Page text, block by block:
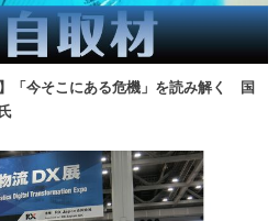
「今そこにある危機」を読み解く 国